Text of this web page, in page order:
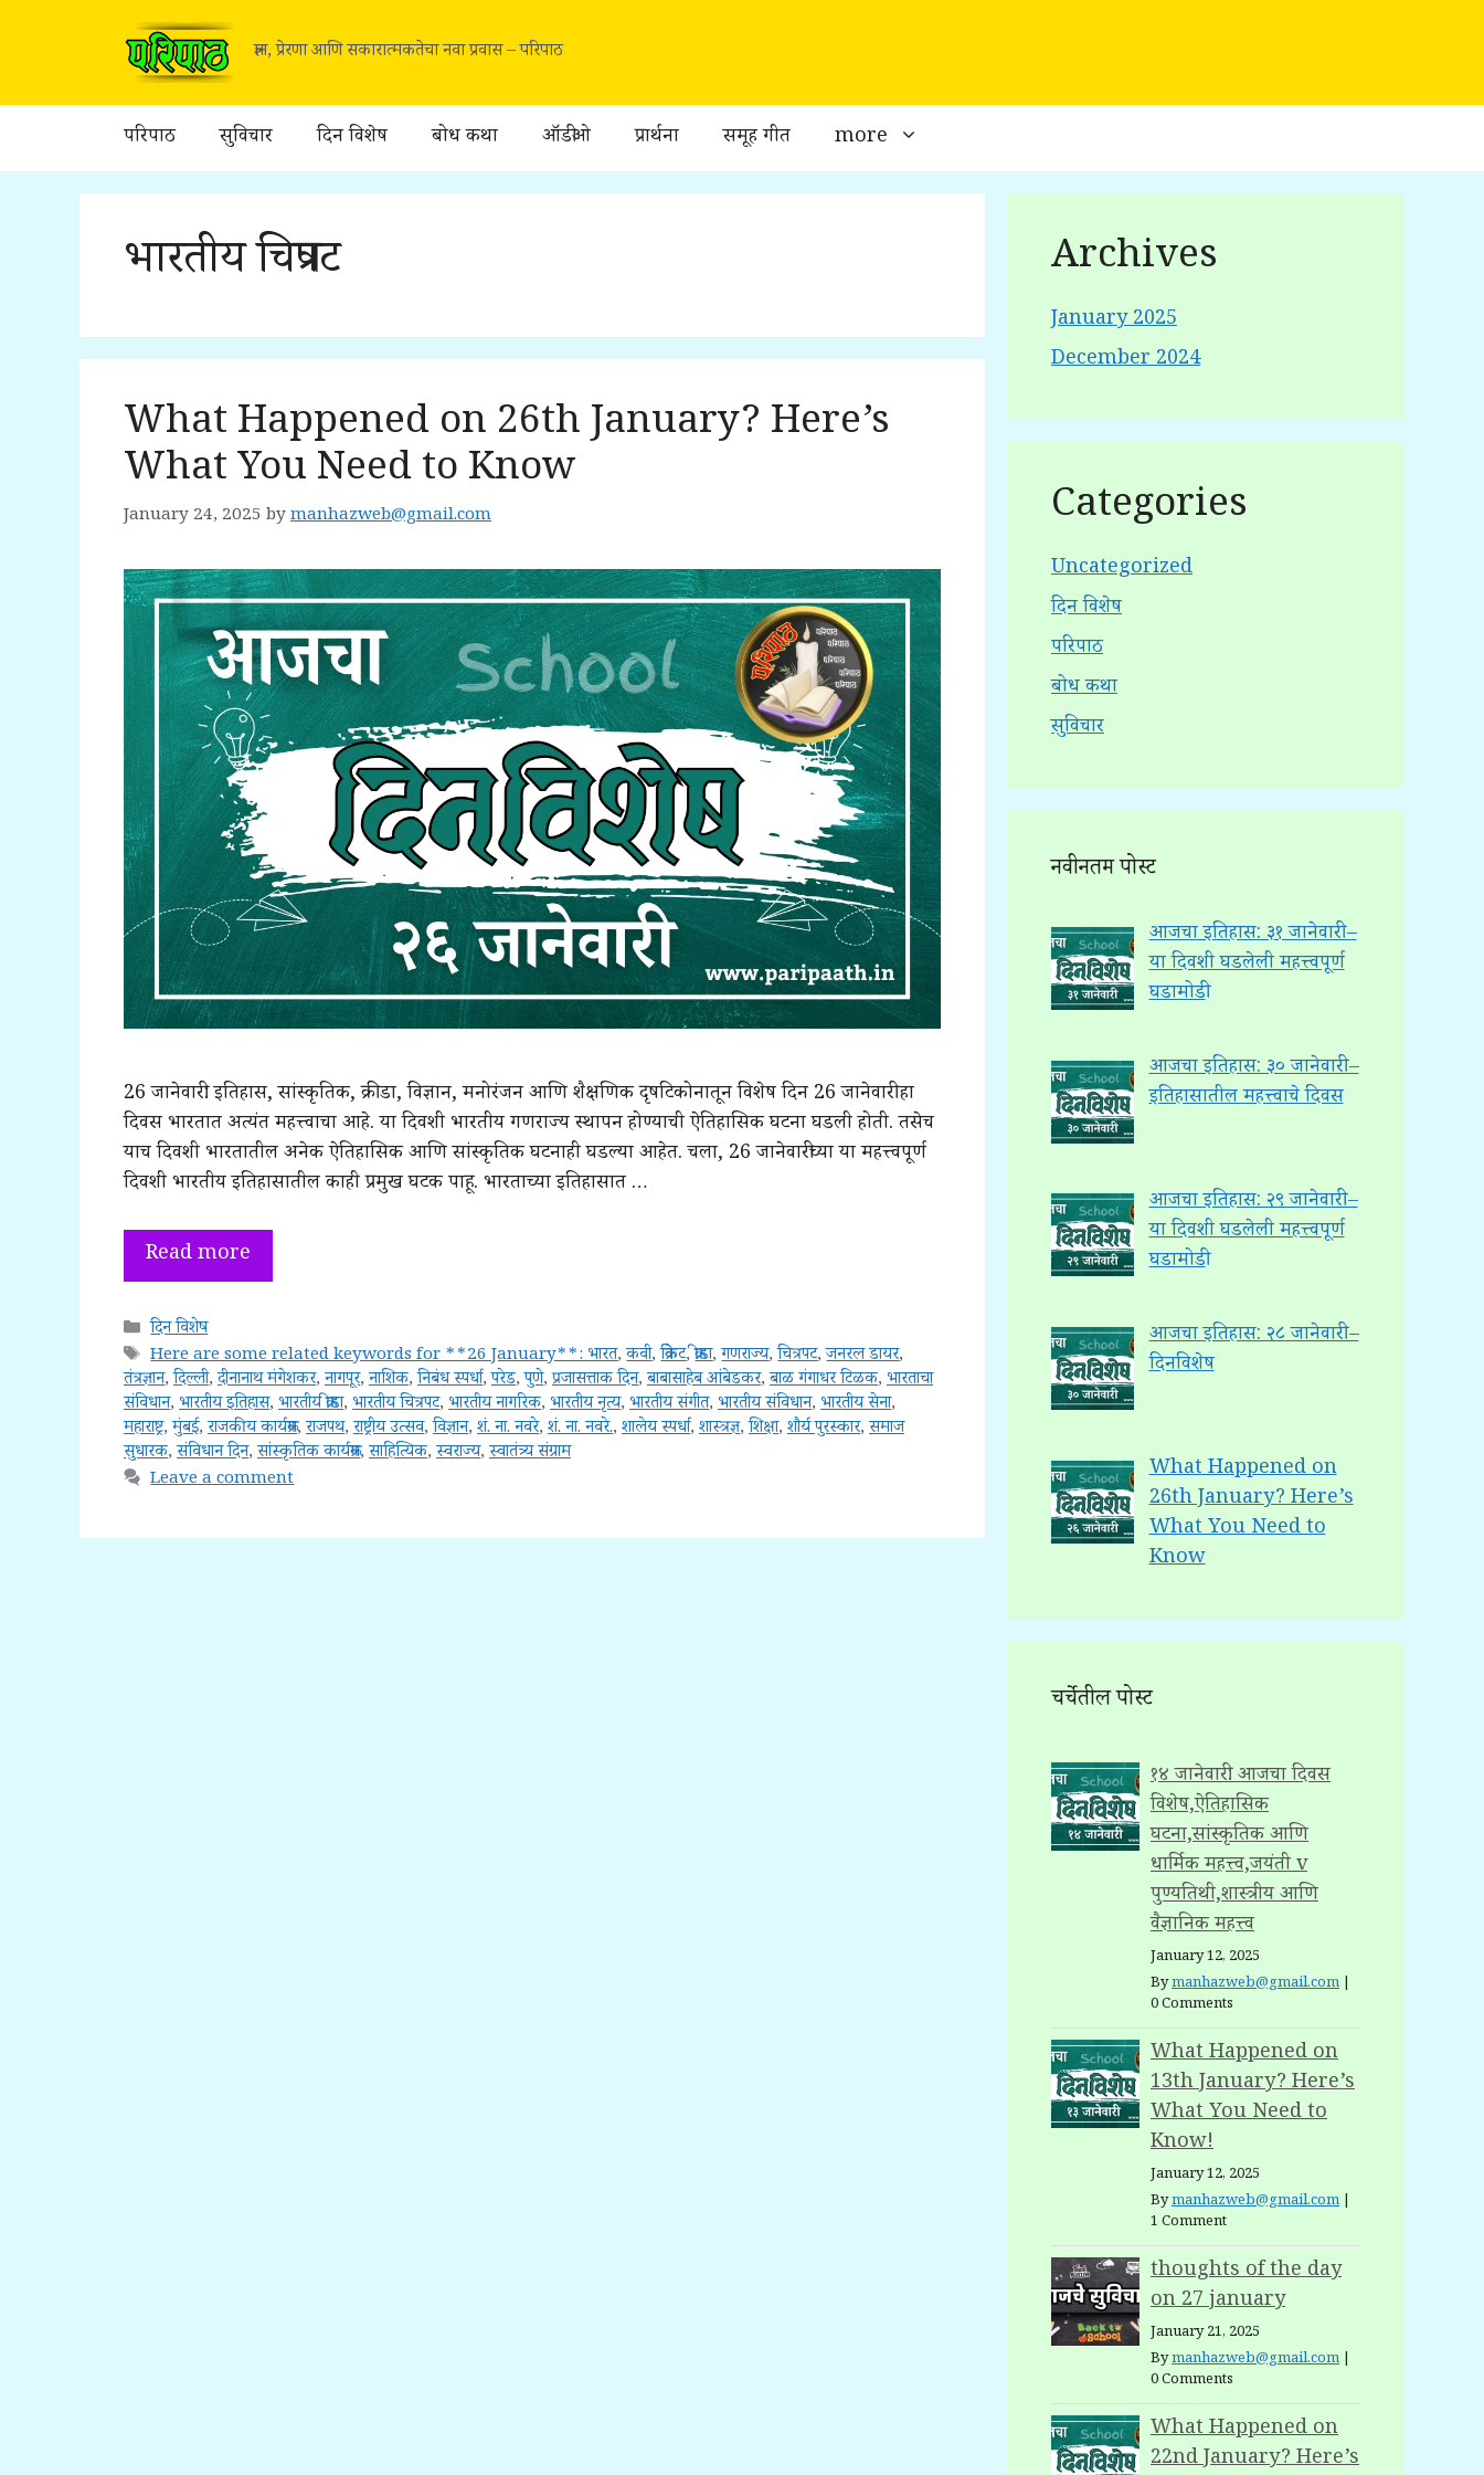
ज्ञान, प्रेरणा आणि सकारात्मकतेचा नवा प्रवास – परिपाठ
परिपाठ सुविचार दिन विशेष बोध कथा ऑडीओ प्रार्थना समूह गीत more
भारतीय चित्रपट
What Happened on 26th January? Here’s
What You Need to Know
January 24, 2025 bymanhazweb@gmail.com
26 जानेवारी: इतिहास, सांस्कृतिक, क्रीडा, विज्ञान, मनोरंजन आणि शैक्षणिक दृषटिकोनातून विशेष दिन 26 जानेवारी हा
दिवस भारतात अत्यंत महत्त्वाचा आहे. या दिवशी भारतीय गणराज्य स्थापन होण्याची ऐतिहासिक घटना घडली होती. तसेच
याच दिवशी भारतातील अनेक ऐतिहासिक आणि सांस्कृतिक घटनाही घडल्या आहेत. चला, 26 जानेवारीच्या या महत्त्वपूर्ण
दिवशी भारतीय इतिहासातील काही प्रमुख घटक पाहू. भारताच्या इतिहासात …
Read more
Categories
दिन विशेष
Tags
Here are some related keywords for **26 January**: भारत,कवी,क्रिकेट,क्रीडा,गणराज्य,चित्रपट,जनरल डायर,
तंत्रज्ञान,दिल्ली,दीनानाथ मंगेशकर, नागपूर, नाशिक,निबंध स्पर्धा,परेड,पुणे,प्रजासत्ताक दिन,बाबासाहेब आंबेडकर,बाळ गंगाधर टिळक, भारताचा
संविधान, भारतीय इतिहास, भारतीय क्रीडा, भारतीय चित्रपट, भारतीय नागरिक, भारतीय नृत्य, भारतीय संगीत, भारतीय संविधान, भारतीय सेना,
महाराष्ट्र,मुंबई, राजकीय कार्यक्रम, राजपथ, राष्ट्रीय उत्सव,विज्ञान, शं. ना. नवरे, शं. ना. नवरे., शालेय स्पर्धा, शास्त्रज्ञ,शिक्षा, शौर्य पुरस्कार, समाज
सुधारक, संविधान दिन, सांस्कृतिक कार्यक्रम, साहित्यिक, स्वराज्य, स्वातंत्र्य संग्राम
Leave a comment
Archives
January 2025
December 2024
Categories
Uncategorized
दिन विशेष
परिपाठ
बोध कथा
सुविचार
नवीनतम पोस्ट
आजचा इतिहास: ३१ जानेवारी –
या दिवशी घडलेली महत्त्वपूर्ण
घडामोडी
आजचा इतिहास: ३० जानेवारी –
इतिहासातील महत्त्वाचे दिवस
आजचा इतिहास: २९ जानेवारी –
या दिवशी घडलेली महत्त्वपूर्ण
घडामोडी
आजचा इतिहास: २८ जानेवारी –
दिनविशेष
What Happened on
26th January? Here’s
What You Need to
Know
चर्चेतील पोस्ट
१४ जानेवारी: आजचा दिवस
विशेष,ऐतिहासिक
घटना,सांस्कृतिक आणि
धार्मिक महत्त्व,जयंती v
पुण्यतिथी,शास्त्रीय आणि
वैज्ञानिक महत्त्व
January 12, 2025
Bymanhazweb@gmail.com
0 Comments
What Happened on
13th January? Here’s
What You Need to
Know!
January 12, 2025
Bymanhazweb@gmail.com
1 Comment
thoughts of the day
on 27 january
January 21, 2025
Bymanhazweb@gmail.com
0 Comments
What Happened on
22nd January? Here’s